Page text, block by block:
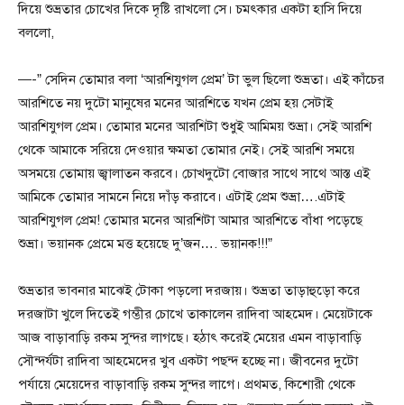
দিয়ে শুভ্রতার চোখের দিকে দৃষ্টি রাখলো সে। চমৎকার একটা হাসি দিয়ে
বললো,
—-” সেদিন তোমার বলা ‘আরশিযুগল প্রেম’ টা ভুল ছিলো শুভ্রতা। এই কাঁচের
আরশিতে নয় দুটো মানুষের মনের আরশিতে যখন প্রেম হয় সেটাই
আরশিযুগল প্রেম। তোমার মনের আরশিটা শুধুই আমিময় শুভ্রা। সেই আরশি
থেকে আমাকে সরিয়ে দেওয়ার ক্ষমতা তোমার নেই। সেই আরশি সময়ে
অসময়ে তোমায় জ্বালাতন করবে। চোখদুটো বোজার সাথে সাথে আস্ত এই
আমিকে তোমার সামনে নিয়ে দাঁড় করাবে। এটাই প্রেম শুভ্রা….এটাই
আরশিযুগল প্রেম! তোমার মনের আরশিটা আমার আরশিতে বাঁধা পড়েছে
শুভ্রা। ভয়ানক প্রেমে মত্ত হয়েছে দু’জন…. ভয়ানক!!!”
শুভ্রতার ভাবনার মাঝেই টোকা পড়লো দরজায়। শুভ্রতা তাড়াহুড়ো করে
দরজাটা খুলে দিতেই গম্ভীর চোখে তাকালেন রাদিবা আহমেদ। মেয়েটাকে
আজ বাড়াবাড়ি রকম সুন্দর লাগছে। হঠাৎ করেই মেয়ের এমন বাড়াবাড়ি
সৌন্দর্যটা রাদিবা আহমেদের খুব একটা পছন্দ হচ্ছে না। জীবনের দুটো
পর্যায়ে মেয়েদের বাড়াবাড়ি রকম সুন্দর লাগে। প্রথমত, কিশোরী থেকে